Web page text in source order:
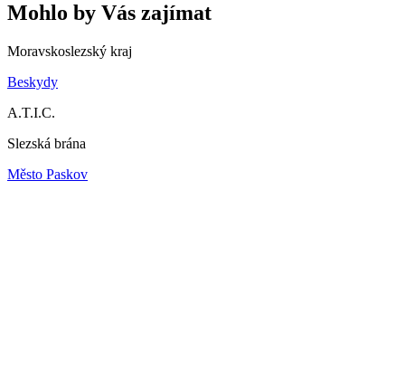
Mohlo by Vás zajímat
Moravskoslezský kraj
Beskydy
A.T.I.C.
Slezská brána
Město Paskov